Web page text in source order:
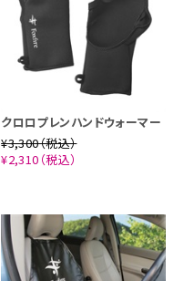
クロロプレンハンドウォーマー
¥3,300（税込）
¥2,310（税込）